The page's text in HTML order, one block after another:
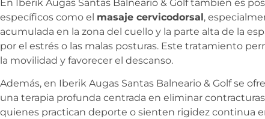
En Iberik Augas Santas Balneario & Golf también es
específicos como el masaje cervicodorsal,
acumulada en la zona del cuello y la parte alta de la
por el estrés o las malas posturas. Este tratamiento
la movilidad y favorecer el descanso.
Además, en Iberik Augas Santas Balneario & Golf se
una terapia profunda centrada en eliminar
quienes practican deporte o sienten rigidez continua